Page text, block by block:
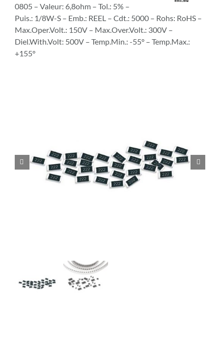
0805 – Valeur: 6,8ohm – Tol.: 5% –
Puis.: 1/8W-S – Emb.: REEL – Cdt.: 5000 – Rohs: RoHS –
Max.Oper.Volt.: 150V – Max.Over.Volt.: 300V –
Diel.With.Volt: 500V – Temp.Min.: -55° – Temp.Max.:
+155°
 